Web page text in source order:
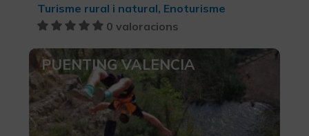
Turisme rural i natural, Enoturisme
0 valoracions
PUENTING VALENCIA